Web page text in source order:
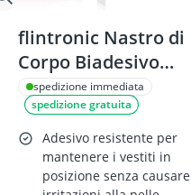
flintronic Nastro di
Corpo Biadesivo
Invisibile 108PCS
spedizione immediata
spedizione gratuita
Adesivo resistente per
mantenere i vestiti in
posizione senza causare